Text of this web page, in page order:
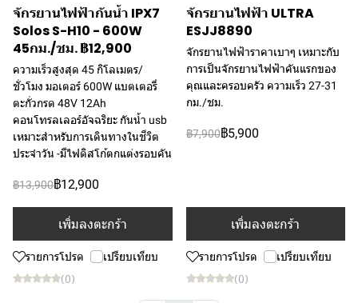
จักรยานไฟฟ้ากันน้ำ IPX7
Solos S-H10 - 600W
45กม./ชม. ฿12,900
ความเร็วสูงสุด 45 กิโลเมตร/
ชั่วโมง มอเตอร์ 600W แบตเตอรี่
ตะกั่วกรด 48V 12Ah
คอนโทรลเลอร์อัจฉริยะ กันน้ำ usb
เหมาะสำหรับการเดินทางในชีวิต
ประจำวัน -มีไฟดิสโก้ตกแต่งรอบคัน
฿13,900฿12,900
เพิ่มลงตะกร้า
รายการโปรด เปรียบเทียบ
(0)
จักรยานไฟฟ้า ULTRA
ESJJ8890
จักรยานไฟฟ้าราคาเบาๆ เหมาะกับ
การเป็นจักรยานไฟฟ้าคันแรกของ
คุณและครอบครัว ความเร็ว 27-31
กม./ชม.
฿7,900฿5,900
เพิ่มลงตะกร้า
รายการโปรด เปรียบเทียบ
(0)